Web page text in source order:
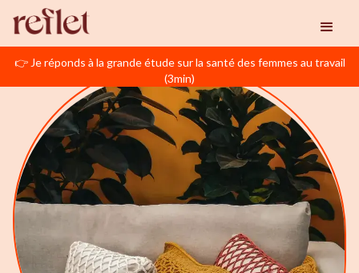
👉 Je réponds à la grande étude sur la santé des femmes au travail
(3min)